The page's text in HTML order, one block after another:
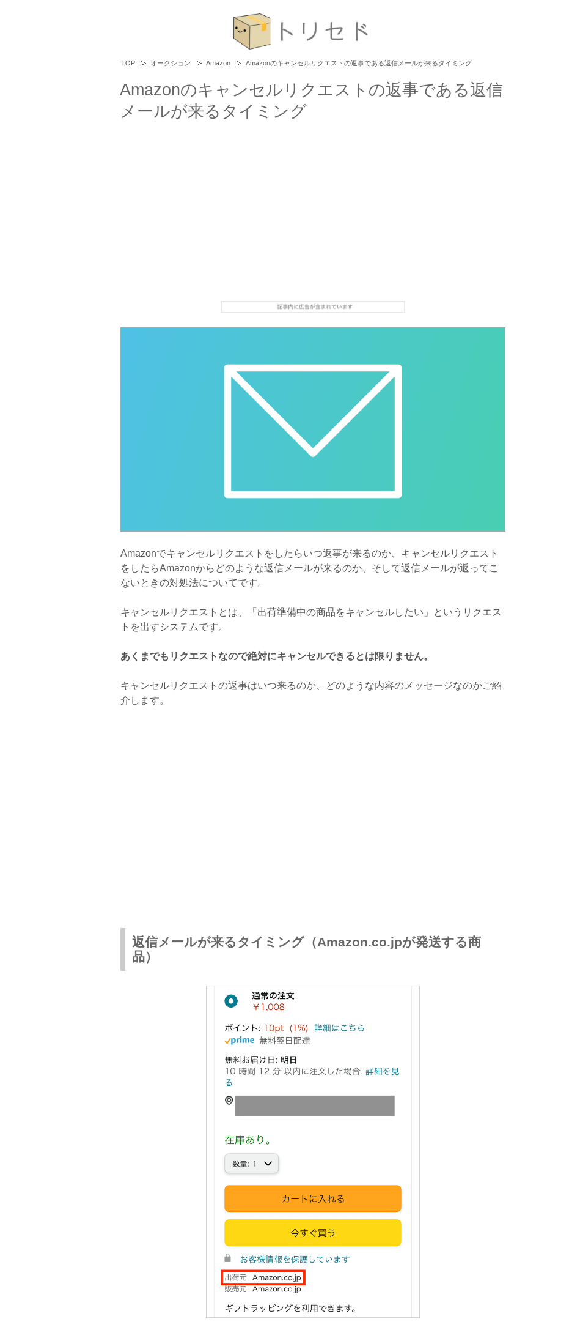
TOP オークション Amazon Amazonのキャンセルリクエストの返事である返信メールが来るタイミング
Amazonのキャンセルリクエストの返事である返信
メールが来るタイミング
Amazonでキャンセルリクエストをしたらいつ返事が来るのか、キャンセルリクエスト
をしたらAmazonからどのような返信メールが来るのか、そして返信メールが返ってこ
ないときの対処法についてです。
キャンセルリクエストとは、「出荷準備中の商品をキャンセルしたい」というリクエス
トを出すシステムです。
あくまでもリクエストなので絶対にキャンセルできるとは限りません。
キャンセルリクエストの返事はいつ来るのか、どのような内容のメッセージなのかご紹
介します。
返信メールが来るタイミング（Amazon.co.jpが発送する商
品）